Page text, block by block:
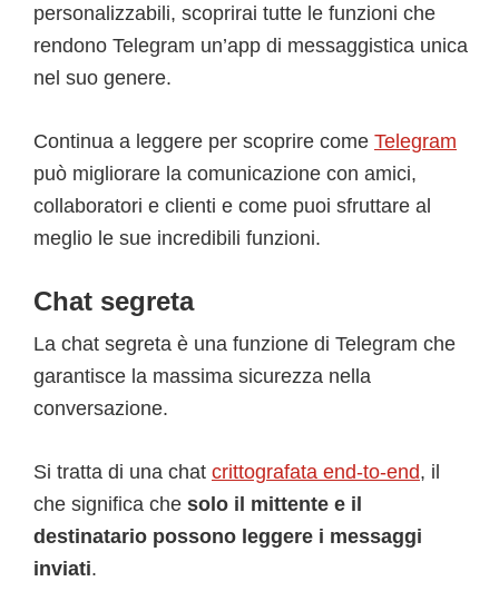
personalizzabili, scoprirai tutte le funzioni che
rendono Telegram un’app di messaggistica unica
nel suo genere.
Continua a leggere per scoprire come Telegram
può migliorare la comunicazione con amici,
collaboratori e clienti e come puoi sfruttare al
meglio le sue incredibili funzioni.
Chat segreta
La chat segreta è una funzione di Telegram che
garantisce la massima sicurezza nella
conversazione.
Si tratta di una chat crittografata end-to-end, il
che significa che solo il mittente e il
destinatario possono leggere i messaggi
inviati.